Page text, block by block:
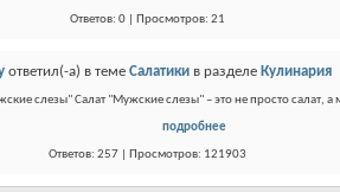
Ответов: 0 | Просмотров: 21
ответил(-а) в теме Салатики в разделе Кулинария
слезы" Салат "Мужские слезы" – это не просто салат, а
подробнее
Ответов: 257 | Просмотров: 121903